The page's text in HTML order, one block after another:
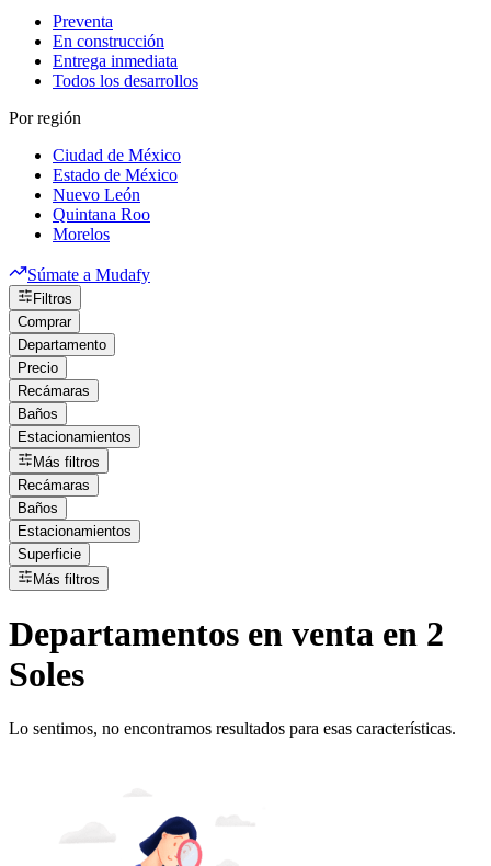
Preventa
En construcción
Entrega inmediata
Todos los desarrollos
Por región
Ciudad de México
Estado de México
Nuevo León
Quintana Roo
Morelos
Súmate a Mudafy
Filtros
Comprar
Departamento
Precio
Recámaras
Baños
Estacionamientos
Más filtros
Recámaras
Baños
Estacionamientos
Superficie
Más filtros
Departamentos en venta en 2
Soles
Lo sentimos, no encontramos resultados para esas características.